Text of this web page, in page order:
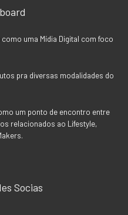
uma Mídia Digital com foco
pra diversas modalidades do
um ponto de encontro entre
relacionados ao Lifestyle,
Socias